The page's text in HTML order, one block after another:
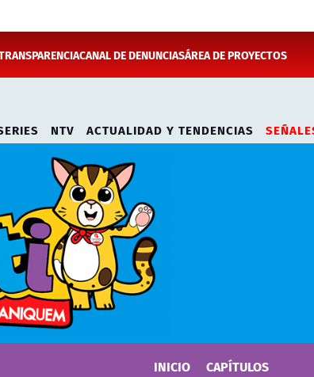
CANAL DE DENUNCIASÁREA DE PROYECTOS
NTV ACTUALIDAD Y TENDENCIAS
INICIO CAPÍTULOS